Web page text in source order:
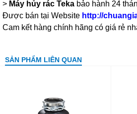
> Máy hủy rác Teka bảo hành 24
Được bán tại Website http://
Cam kết hàng chính hãng có giá rẻ
SẢN PHẨM LIÊN QUAN